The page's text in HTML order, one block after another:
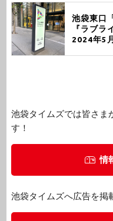
池袋東口
『ラブラ
2024年5
池袋タイムズでは皆さま
す！
情
池袋タイムズへ広告を掲